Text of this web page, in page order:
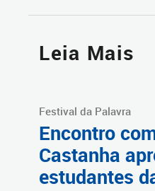
Leia Mais
Festival da Palavra
Encontro
Castanha
estudantes